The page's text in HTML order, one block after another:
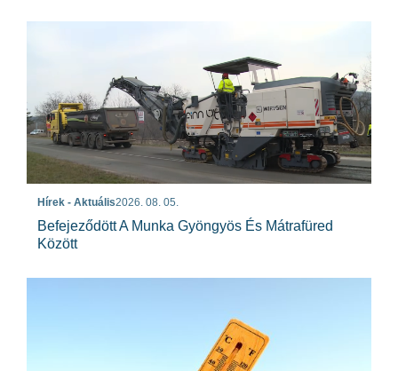
Hírek - Aktuális2026. 08. 05.
Befejeződött A Munka Gyöngyös És Mátrafüred
Között